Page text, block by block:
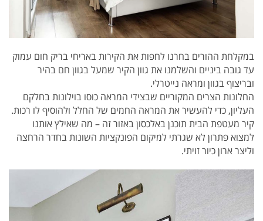
במקלחת ההורים בחרנו לחפות את הקירות באריחי בריק חום עמוק
עד גובה ביניים והשלמנו את גוון הקיר שמעל בגוון חם בהיר
ובריצוף בגוון ומראה נייטרלי.
החלונות הצרים המקוריים שבצידי המראה כוסו בוילונות בחלקם
העליון, כדי להעשיר את המראה החמים של החלל ולהוסיף לו רכות.
קיר מעטפת הבית תוכנן באלכסון באזור זה – מה שאילץ אותנו
למצוא פתרון לא שגרתי למיקום הפונקציות השונות בחדר הרחצה
וליצר ארון כיור זויתי.